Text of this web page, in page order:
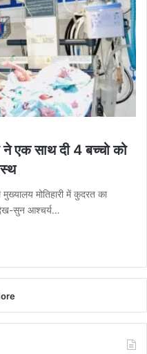
ने एक साथ दी 4 बच्चो को
मोतिहारी में कुदरत का
देख-सुन आश्चर्य…